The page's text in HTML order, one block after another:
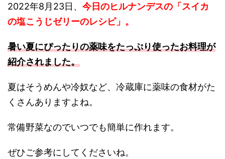
2022年8月23日、 今日のヒルナンデスの「スイカ
の塩こうじゼリーのレシピ」。
暑い夏にぴったりの薬味をたっぷり使ったお料理が
紹介されました。
夏はそうめんや冷奴など、冷蔵庫に薬味の食材がた
くさんありますよね。
常備野菜なのでいつでも簡単に作れます。
ぜひご参考にしてくださいね。